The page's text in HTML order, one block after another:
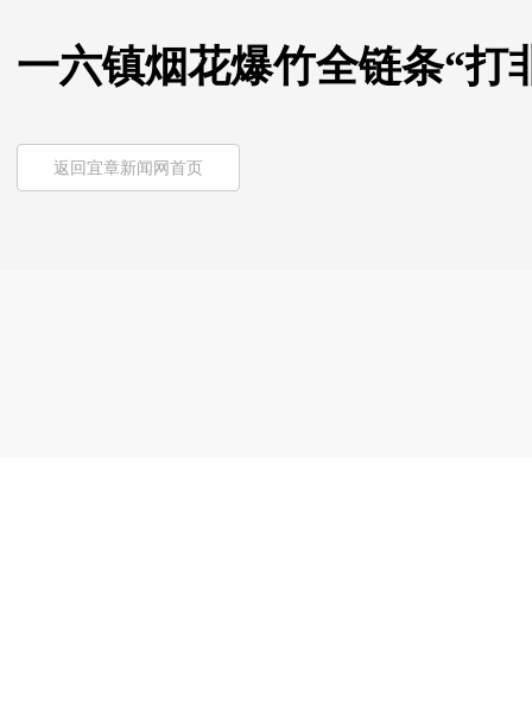
一六镇烟花爆竹全链条“打
返回宜章新闻网首页